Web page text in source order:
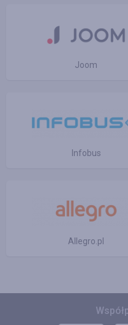
Joom
Infobus
Allegro.pl